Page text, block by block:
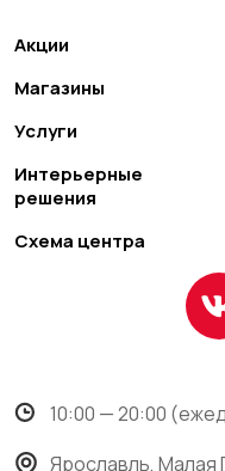
Акции
Магазины
Услуги
Интерьерные
решения
Схема центра
10:00 — 20:00
Ярославль, Малая